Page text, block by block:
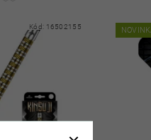
Kód: 16502155